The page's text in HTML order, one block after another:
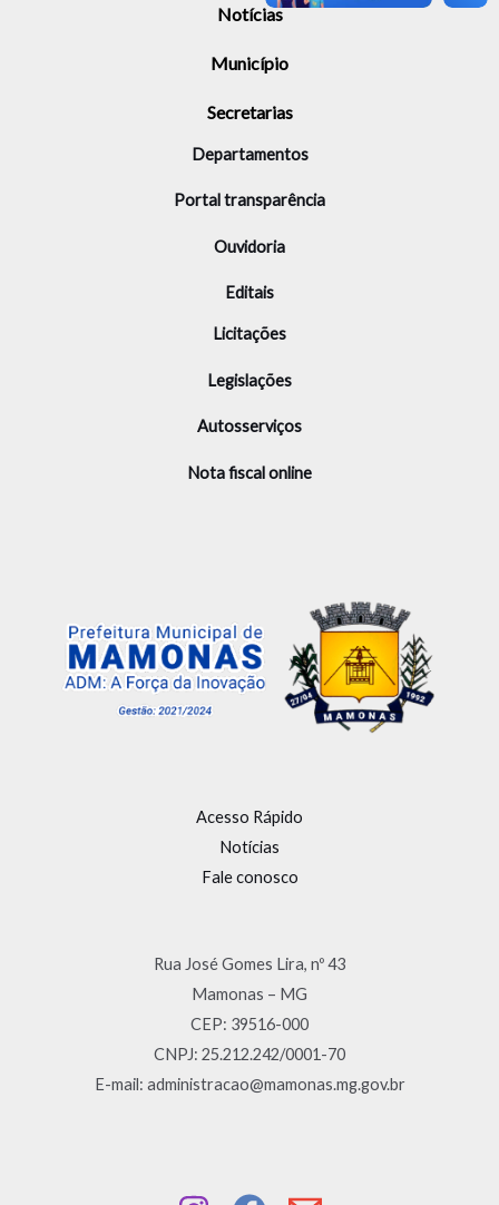
Notícias
Município
Secretarias
Departamentos
Portal transparência
Ouvidoria
Editais
Licitações
Legislações
Autosserviços
Nota fiscal online
Acesso Rápido
Notícias
Fale conosco
Rua José Gomes Lira, nº 43
Mamonas – MG
CEP: 39516-000
CNPJ: 25.212.242/0001-70
E-mail: administracao@mamonas.mg.gov.br